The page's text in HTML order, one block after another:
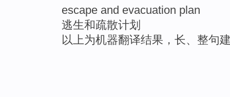
escape and evacuation plan
逃生和疏散计划
以上为机器翻译结果，长、整句